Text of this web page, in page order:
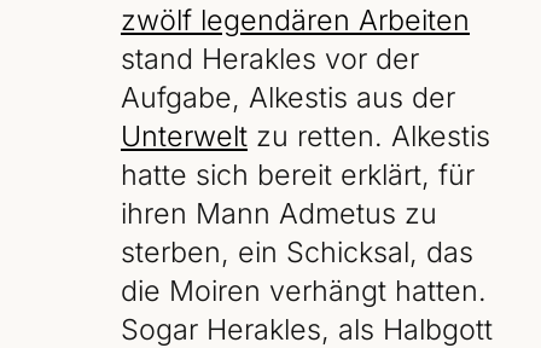
zwölf legendären Arbeiten
stand Herakles vor der
Aufgabe, Alkestis aus der
Unterweltzu retten. Alkestis
hatte sich bereit erklärt, für
ihren Mann Admetus zu
sterben, ein Schicksal, das
die Moiren verhängt hatten.
Sogar Herakles, als Halbgott